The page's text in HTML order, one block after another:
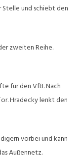
und schiebt den
zweiten Reihe.
für den VfB. Nach
Hradecky lenkt den
vorbei und kann
Außennetz.